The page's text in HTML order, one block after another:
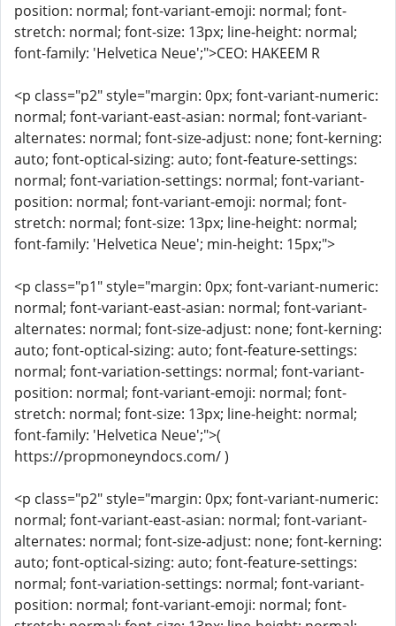
position: normal; font-variant-emoji: normal; font-
stretch: normal; font-size: 13px; line-height: normal;
font-family: 'Helvetica Neue';">CEO: HAKEEM R
<p class="p2" style="margin: 0px; font-variant-numeric:
normal; font-variant-east-asian: normal; font-variant-
alternates: normal; font-size-adjust: none; font-kerning:
auto; font-optical-sizing: auto; font-feature-settings:
normal; font-variation-settings: normal; font-variant-
position: normal; font-variant-emoji: normal; font-
stretch: normal; font-size: 13px; line-height: normal;
font-family: 'Helvetica Neue'; min-height: 15px;">
<p class="p1" style="margin: 0px; font-variant-numeric:
normal; font-variant-east-asian: normal; font-variant-
alternates: normal; font-size-adjust: none; font-kerning:
auto; font-optical-sizing: auto; font-feature-settings:
normal; font-variation-settings: normal; font-variant-
position: normal; font-variant-emoji: normal; font-
stretch: normal; font-size: 13px; line-height: normal;
font-family: 'Helvetica Neue';">(
https://propmoneyndocs.com/ )
<p class="p2" style="margin: 0px; font-variant-numeric:
normal; font-variant-east-asian: normal; font-variant-
alternates: normal; font-size-adjust: none; font-kerning:
auto; font-optical-sizing: auto; font-feature-settings:
normal; font-variation-settings: normal; font-variant-
position: normal; font-variant-emoji: normal; font-